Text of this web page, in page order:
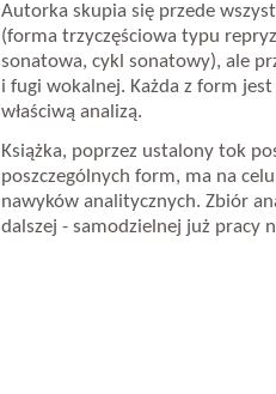
Autorka skupia się przede
(forma trzyczęściowa typu
sonatowa, cykl sonatowy), ale
i fugi wokalnej. Każda z form
właściwą analizą.
Książka, poprzez ustalony tok
poszczególnych form, ma na
nawyków analitycznych. Zbiór
dalszej - samodzielnej już pracy